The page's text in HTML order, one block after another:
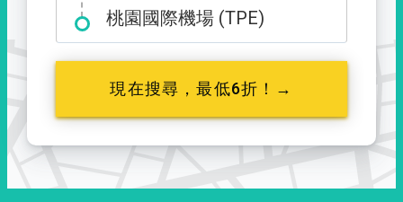
桃園國際機場 (TPE)
現在搜尋，最低6折！→